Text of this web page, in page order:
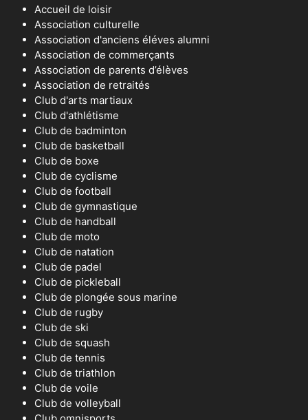
Accueil de loisir
Association culturelle
Association d'anciens éléves alumni
Association de commerçants
Association de parents d’élèves
Association de retraités
Club d'arts martiaux
Club d'athlétisme
Club de badminton
Club de basketball
Club de boxe
Club de cyclisme
Club de football
Club de gymnastique
Club de handball
Club de moto
Club de natation
Club de padel
Club de pickleball
Club de plongée sous marine
Club de rugby
Club de ski
Club de squash
Club de tennis
Club de triathlon
Club de voile
Club de volleyball